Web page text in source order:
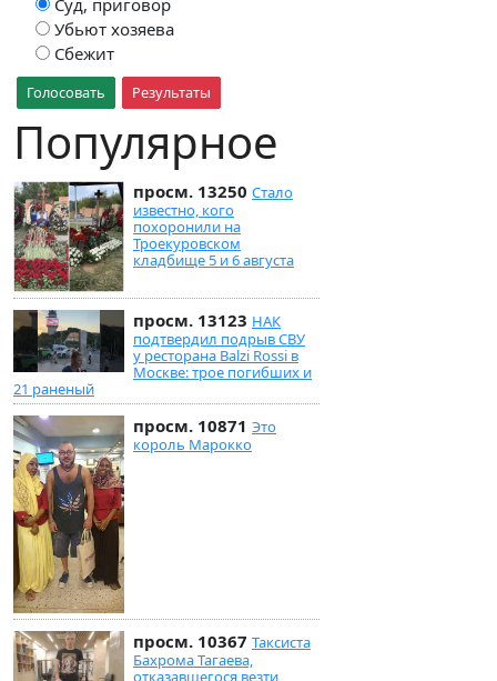
Суд, приговор
Убьют хозяева
Сбежит
Голосовать Результаты
Популярное
просм. 13250 Стало
известно, кого
похоронили на
Троекуровском
кладбище 5 и 6 августа
просм. 13123 НАК
подтвердил подрыв СВУ
у ресторана Balzi Rossi в
Москве: трое погибших и
21 раненый
просм. 10871 Это
король Марокко
просм. 10367 Таксиста
Бахрома Тагаева,
отказавшегося везти